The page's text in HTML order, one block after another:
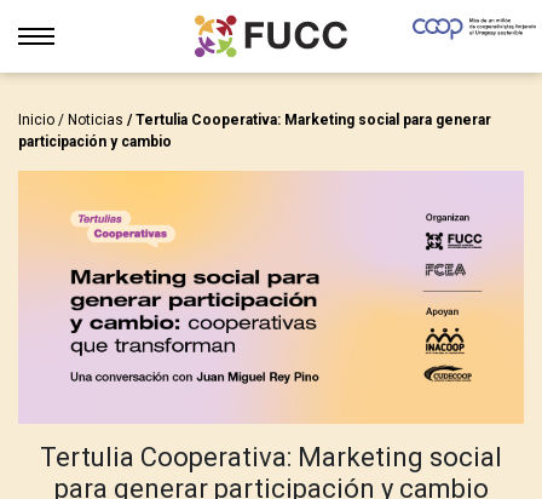
Inicio / Noticias / Tertulia Cooperativa: Marketing social para generar
participación y cambio
Tertulia Cooperativa: Marketing social
para generar participación y cambio